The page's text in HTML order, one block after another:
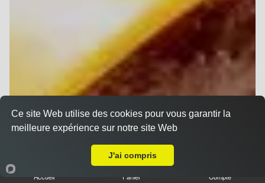
Accueil Panier Compte
Ce site Web utilise des cookies pour vous garantir la
meilleure expérience sur notre site Web
J'ai compris